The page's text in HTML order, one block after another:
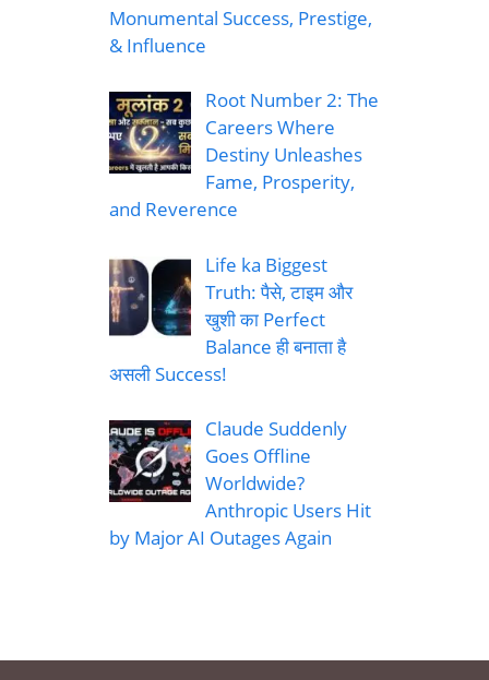
Monumental Success, Prestige,
& Influence
Root Number 2: The
Careers Where
Destiny Unleashes
Fame, Prosperity,
and Reverence
Life ka Biggest
Truth: पैसे, टाइम और
खुशी का Perfect
Balance ही बनाता है
असली Success!
Claude Suddenly
Goes Offline
Worldwide?
Anthropic Users Hit
by Major AI Outages Again